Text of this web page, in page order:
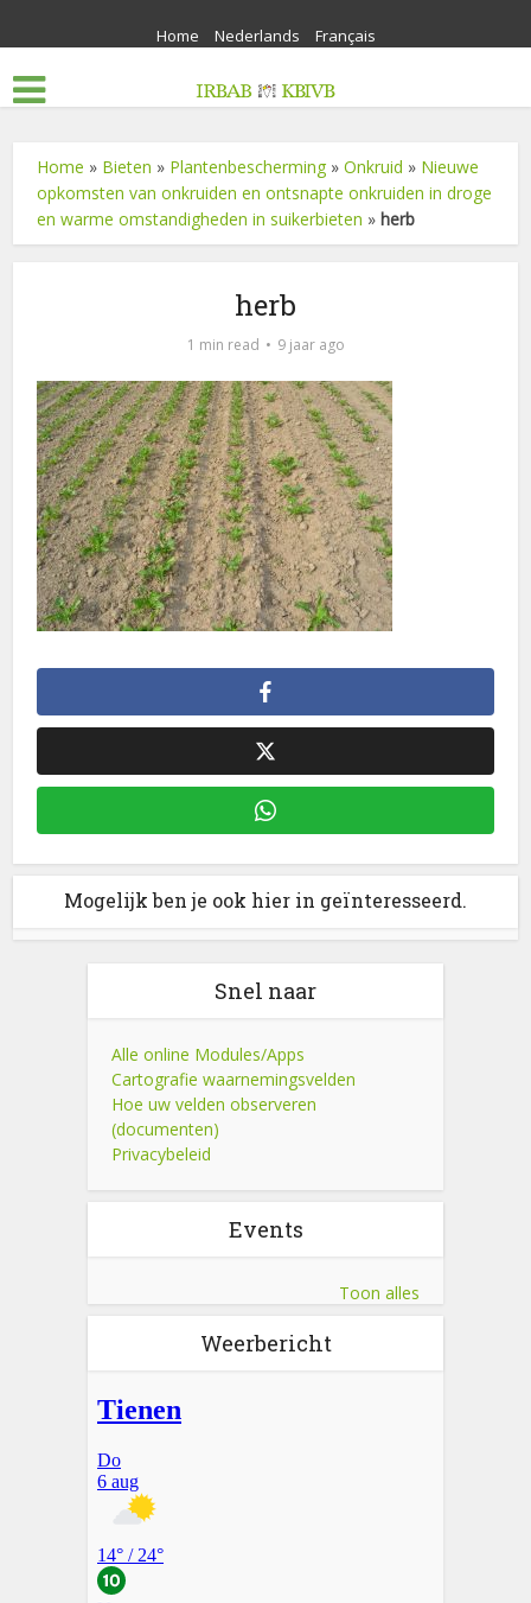
Home Nederlands Français
Home » Bieten » Plantenbescherming »Onkruid » Nieuwe
opkomsten van onkruiden en ontsnapte onkruiden in droge
en warme omstandigheden in suikerbieten »herb
herb
1 min read 9 jaar ago
Mogelijk ben je ook hier in geïnteresseerd.
Snel naar
Alle online Modules/Apps
Cartografie waarnemingsvelden
Hoe uw velden observeren
(documenten)
Privacybeleid
Events
Toon alles
Weerbericht